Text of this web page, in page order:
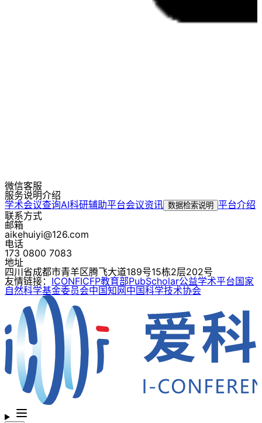
微信客服
服务说明介绍
学术会议查询AI科研辅助平台会议资讯 数据检索说明 平台介绍
联系方式
邮箱
aikehuiyi@126.com
电话
173 0800 7083
地址
四川省成都市青羊区腾飞大道189号15栋2层202号
友情链接： ICONFICFP教育部PubScholar公益学术平台国家
自然科学基金委员会中国知网中国科学技术协会